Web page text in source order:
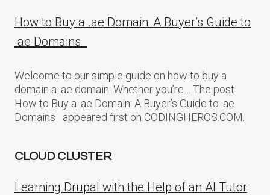
How to Buy a .ae Domain: A Buyer’s Guide to
.ae Domains
Welcome to our simple guide on how to buy a
domain a .ae domain. Whether you’re… The post
How to Buy a .ae Domain: A Buyer’s Guide to .ae
Domains appeared first on CODINGHEROS.COM.
CLOUD CLUSTER
Learning Drupal with the Help of an AI Tutor